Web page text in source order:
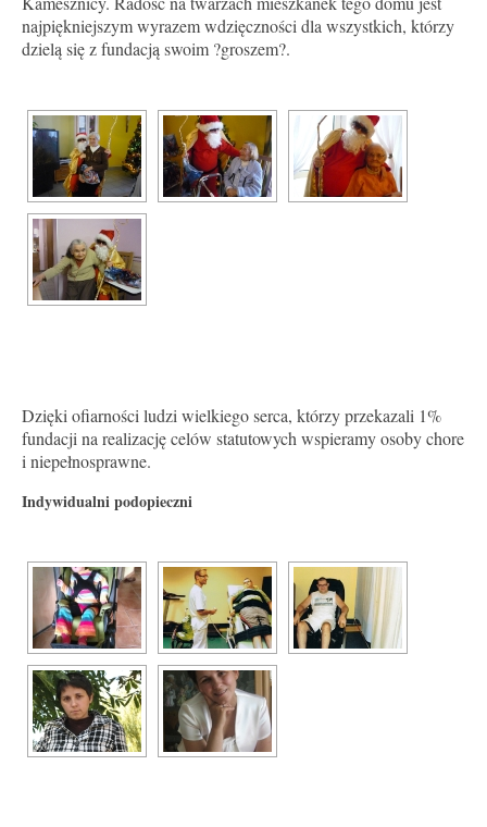
najpiękniejszym wyrazem wdzięczności dla wszystkich, którzy
dzielą się z fundacją swoim ?groszem?.
Dzięki ofiarności ludzi wielkiego serca, którzy przekazali 1%
fundacji na realizację celów statutowych wspieramy osoby chore
i niepełnosprawne.
Indywidualni podopieczni